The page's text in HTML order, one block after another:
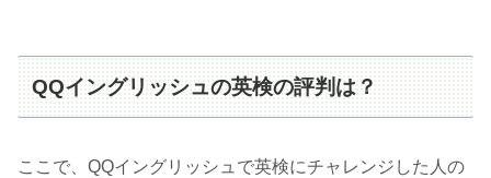
QQイングリッシュの英検の評判は？
ここで、QQイングリッシュで英検にチャレンジした人の